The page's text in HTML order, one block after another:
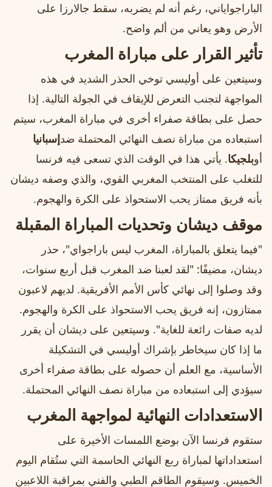
الباراجواياني، رغم أنه لم يضربه، سقط جالارزا على
الأرض وهو يعاني من ألم واضح.
تأثير القرار على مباراة المغرب
وسيتعين على أوليسي توخي الحذر الشديد في هذه
المواجهة لتجنب التعرض للإيقاف في الجولة التالية. إذا
حصل على بطاقة صفراء أخرى في مباراة المغرب، سيتم
استبعاده من مباراة نصف النهائي المحتملة ضدإسبانيا
أوبلجيكا. يأتي هذا في الوقت الذي تسعى فيه فرنسا
للتغلب على المنتخب المغربي القوي، والذي وصفه ديشان
بأنه فريق ممتاز يحب الاستحواذ على الكرة والهجوم.
موقف ديشان وتحديات المباراة المقبلة
"فيما يتعلق بالمباراة، المغرب ليس باراجواي"، حذر
ديشان، مضيفًا: "لقد لعبنا ضد المغرب قبل أربع سنوات،
وقد وصلوا إلى نهائي كأس الأمم الأفريقية. لديهم لاعبون
ممتازون، إنه فريق يحب الاستحواذ على الكرة والهجوم.
لديه صفات رائعة للغاية". وسيتعين على ديشان أن يقرر
ما إذا كان سيخاطر بإشراك أوليسي في التشكيلة
الأساسية، مع العلم أن حصوله على بطاقة صفراء أخرى
سيؤدي إلى استبعاده من مباراة نصف النهائي المحتملة.
الاستعدادات النهائية لمواجهة المغرب
ستقوم فرنسا الآن بوضع اللمسات الأخيرة على
استعداداتها لمباراة ربع النهائي الحاسمة التي ستُقام اليوم
الخميس. وسيقوم الطاقم الطبي والفني بمراقبة اللاعبين